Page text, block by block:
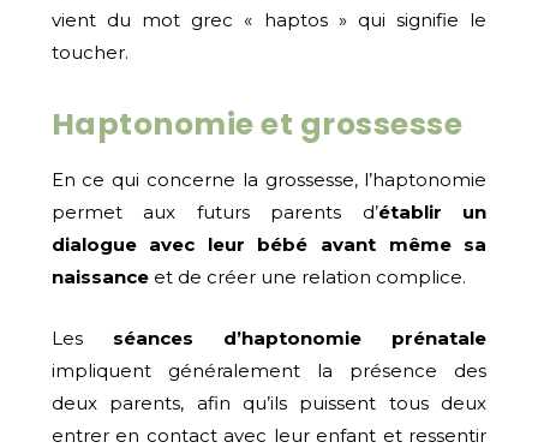
vient du mot grec « haptos » qui signifie le
toucher.
Haptonomie et grossesse
En ce qui concerne la grossesse, l’haptonomie
permet aux futurs parents d’établir un
dialogue avec leur bébé avant même sa
naissanceet de créer une relation complice.
Les séances d’haptonomie prénatale
impliquent généralement la présence des
deux parents, afin qu’ils puissent tous deux
entrer en contact avec leur enfant et ressentir